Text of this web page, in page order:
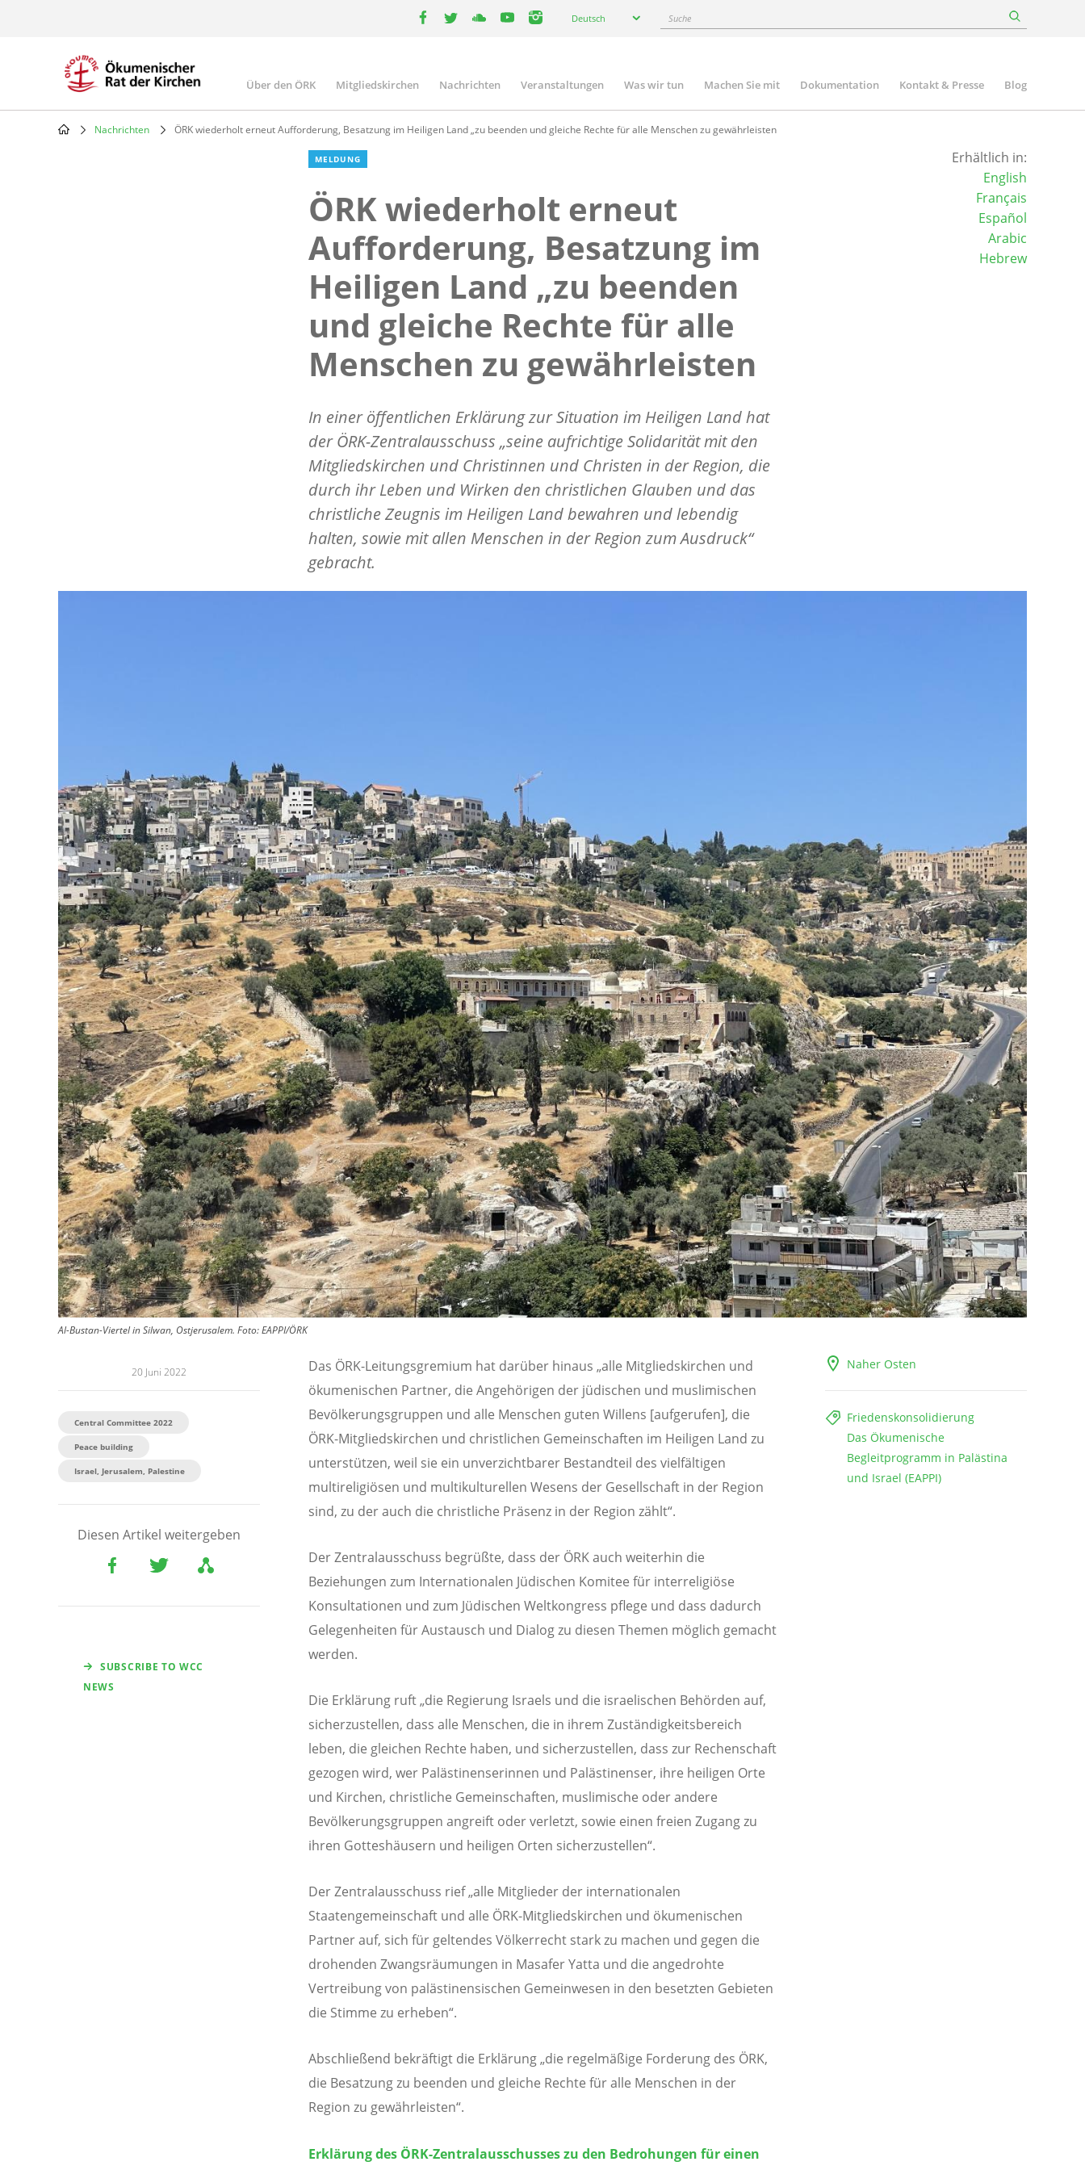
Deutsch Suche
Main
navigation
Über den ÖRK Mitgliedskirchen Nachrichten Veranstaltungen Was wir tun Machen Sie mit Dokumentation Kontakt & Presse Blog
Nachrichten ÖRK wiederholt erneut Aufforderung, Besatzung im Heiligen Land „zu beenden und gleiche Rechte für alle Menschen zu gewährleisten
MELDUNG
ÖRK wiederholt erneut
Aufforderung, Besatzung im
Heiligen Land „zu beenden
und gleiche Rechte für alle
Menschen zu gewährleisten
In einer öffentlichen Erklärung zur Situation im Heiligen Land hat
der ÖRK-Zentralausschuss „seine aufrichtige Solidarität mit den
Mitgliedskirchen und Christinnen und Christen in der Region, die
durch ihr Leben und Wirken den christlichen Glauben und das
christliche Zeugnis im Heiligen Land bewahren und lebendig
halten, sowie mit allen Menschen in der Region zum Ausdruck“
gebracht.
Erhältlich in:
English
Français
Español
Arabic
Hebrew
Al-Bustan-Viertel in Silwan, Ostjerusalem. Foto:EAPPI/ÖRK
20 Juni 2022
Central Committee 2022
Peace building
Israel, Jerusalem, Palestine
Diesen Artikel weitergeben
SUBSCRIBE TO WCC
NEWS
Naher Osten
Friedenskonsolidierung
Das Ökumenische
Begleitprogramm in Palästina
und Israel (EAPPI)
Das ÖRK-Leitungsgremium hat darüber hinaus „alle Mitgliedskirchen und
ökumenischen Partner, die Angehörigen der jüdischen und muslimischen
Bevölkerungsgruppen und alle Menschen guten Willens [aufgerufen], die
ÖRK-Mitgliedskirchen und christlichen Gemeinschaften im Heiligen Land zu
unterstützen, weil sie ein unverzichtbarer Bestandteil des vielfältigen
multireligiösen und multikulturellen Wesens der Gesellschaft in der Region
sind, zu der auch die christliche Präsenz in der Region zählt“.
Der Zentralausschuss begrüßte, dass der ÖRK auch weiterhin die
Beziehungen zum Internationalen Jüdischen Komitee für interreligiöse
Konsultationen und zum Jüdischen Weltkongress pflege und dass dadurch
Gelegenheiten für Austausch und Dialog zu diesen Themen möglich gemacht
werden.
Die Erklärung ruft „die Regierung Israels und die israelischen Behörden auf,
sicherzustellen, dass alle Menschen, die in ihrem Zuständigkeitsbereich
leben, die gleichen Rechte haben, und sicherzustellen, dass zur Rechenschaft
gezogen wird, wer Palästinenserinnen und Palästinenser, ihre heiligen Orte
und Kirchen, christliche Gemeinschaften, muslimische oder andere
Bevölkerungsgruppen angreift oder verletzt, sowie einen freien Zugang zu
ihren Gotteshäusern und heiligen Orten sicherzustellen“.
Der Zentralausschuss rief „alle Mitglieder der internationalen
Staatengemeinschaft und alle ÖRK-Mitgliedskirchen und ökumenischen
Partner auf, sich für geltendes Völkerrecht stark zu machen und gegen die
drohenden Zwangsräumungen in Masafer Yatta und die angedrohte
Vertreibung von palästinensischen Gemeinwesen in den besetzten Gebieten
die Stimme zu erheben“.
Abschließend bekräftigt die Erklärung „die regelmäßige Forderung des ÖRK,
die Besatzung zu beenden und gleiche Rechte für alle Menschen in der
Region zu gewährleisten“.
Erklärung des ÖRK-Zentralausschusses zu den Bedrohungen für einen